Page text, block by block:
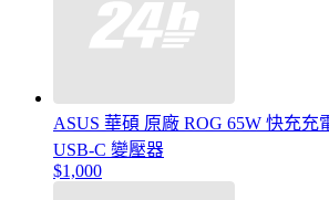
ASUS 華碩 原廠 ROG 65W 快充充
USB-C 變壓器
$1,000